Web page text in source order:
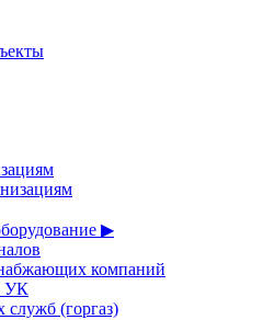
▶
компаний
УК
служб (горгаз)